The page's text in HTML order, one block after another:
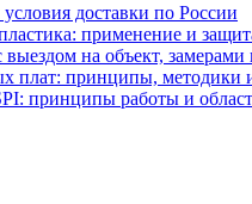
доставки по России
применение и
на объект, замерами
плат: принципы, методики
принципы работы и